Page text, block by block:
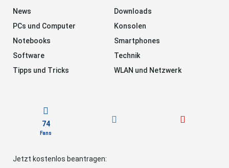
News
Downloads
PCs und Computer
Konsolen
Notebooks
Smartphones
Software
Technik
Tipps und Tricks
WLAN und Netzwerk
74
Fans
Jetzt kostenlos beantragen: